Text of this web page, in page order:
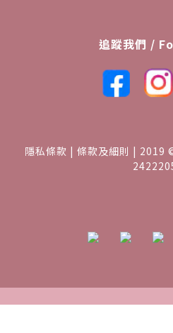
追蹤我們 /
隱私條款 | 條款及細則 | 2019